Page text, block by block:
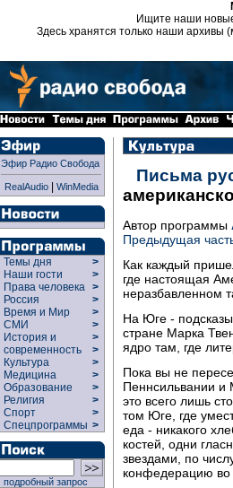
Ищите наши
Здесь хранятся только наши архивы
Эфир Радио Свобода
RealAudio| WinMedia
Темы дня
>
Наши гости
>
Права человека >
Россия
>
Время и Мир
>
СМИ
>
История и
современность
>
>
Культура
>
Медицина
>
Образование
>
Религия
>
Спорт
>
Спецпрограммы >
подробный запрос
Письма
Автор программы
Предыдущая
Как каждый
где настоящая
неразбавленном
На Юге -
стране Марка
ядро там, где
Пока вы не
Пеннсильвании и
это всего лишь
том Юге, где
еда - никакого
костей, одни
звездами, по
конфедерацию во